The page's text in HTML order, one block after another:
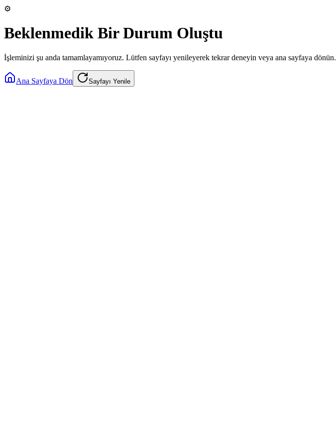
⚙️
Beklenmedik Bir Durum Oluştu
İşleminizi şu anda tamamlayamıyoruz. Lütfen sayfayı yenileyerek tekrar deneyin veya ana sayfaya dönün.
Ana Sayfaya Dön Sayfayı Yenile